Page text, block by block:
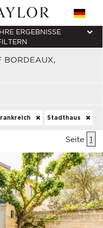
BORDEAUX,
ERGEBNISSE
Stadthaus
Seite 1